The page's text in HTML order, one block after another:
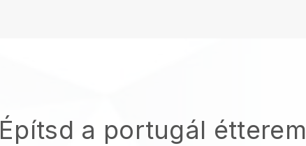
Építsd a portugál étterem